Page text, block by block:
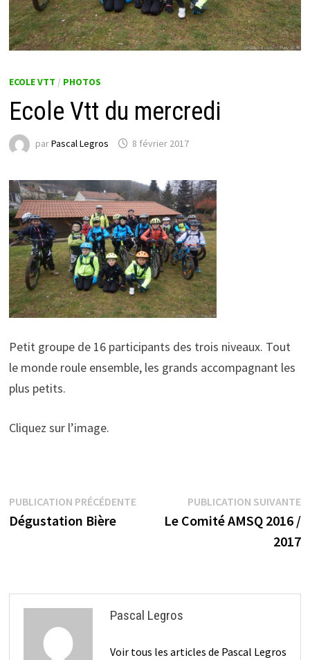
ECOLE VTT / PHOTOS
Ecole Vtt du mercredi
parPascal Legros 8 février 2017
Petit groupe de 16 participants des trois niveaux. Tout
le monde roule ensemble, les grands accompagnant les
plus petits.
Cliquez sur l’image.
Navigation
de
PUBLICATION PRÉCÉDENTEPublication
précédente :
Dégustation Bière
PUBLICATION SUIVANTE
Le Comité AMSQ 2016 /
2017
Pascal Legros
Voir tous les articles de Pascal Legros